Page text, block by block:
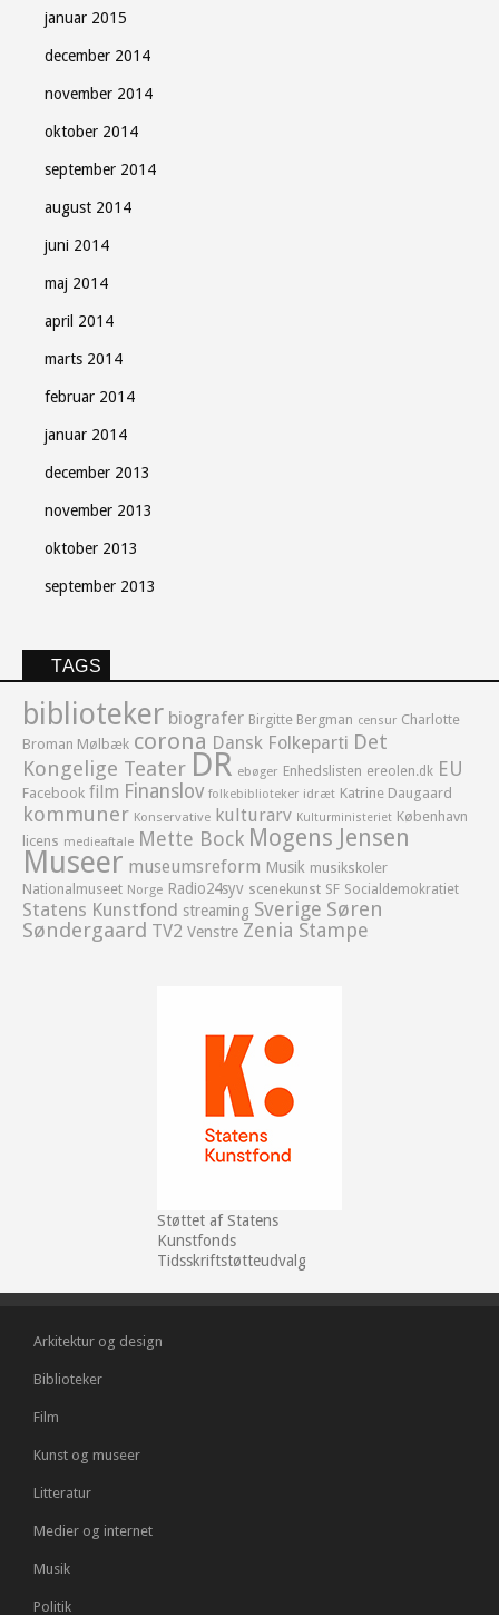
januar 2015
december 2014
november 2014
oktober 2014
september 2014
august 2014
juni 2014
maj 2014
april 2014
marts 2014
februar 2014
januar 2014
december 2013
november 2013
oktober 2013
september 2013
TAGS
biblioteker biografer Birgitte Bergman censur Charlotte
Broman Mølbæk corona Dansk Folkeparti Det
Kongelige Teater DR ebøger Enhedslisten ereolen.dk EU
Facebook film Finanslov folkebiblioteker idræt Katrine Daugaard
kommuner Konservative kulturarv Kulturministeriet København
licens medieaftale Mette Bock Mogens Jensen
Museer museumsreform Musik musikskoler
Nationalmuseet Norge Radio24syv scenekunst SF Socialdemokratiet
Statens Kunstfond streaming Sverige Søren
Søndergaard TV2 Venstre Zenia Stampe
Støttet af Statens
Kunstfonds
Tidsskriftstøtteudvalg
Arkitektur og design
Biblioteker
Film
Kunst og museer
Litteratur
Medier og internet
Musik
Politik